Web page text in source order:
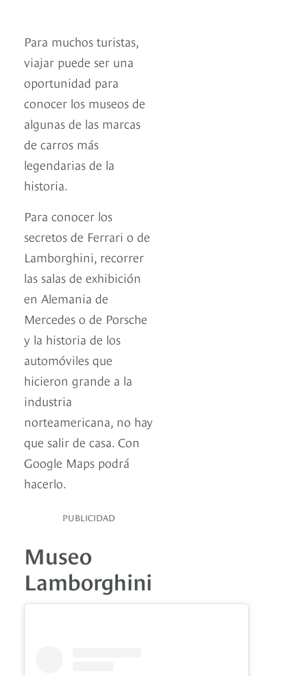
Para muchos turistas,
viajar puede ser una
oportunidad para
conocer los museos de
algunas de las marcas
de carros más
legendarias de la
historia.
Para conocer los
secretos de Ferrari o de
Lamborghini, recorrer
las salas de exhibición
en Alemania de
Mercedes o de Porsche
y la historia de los
automóviles que
hicieron grande a la
industria
norteamericana, no hay
que salir de casa. Con
Google Maps podrá
hacerlo.
PUBLICIDAD
Museo
Lamborghini